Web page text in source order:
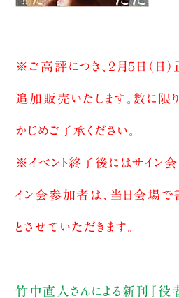
※ご高評につき、２月５日（日
追加販売いたします。数に限
かじめご了承ください。
※イベント終了後にはサイン会
イン会参加者は、当日会場
とさせていただきます。
竹中直人さんによる新刊『役